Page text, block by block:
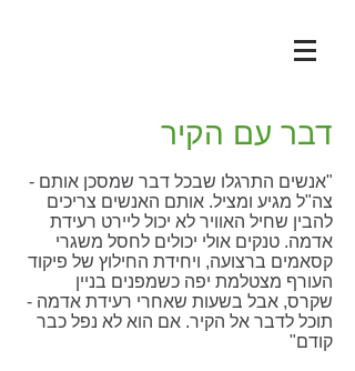
דבר עם הקיר
"אנשים התרגלו שבכל דבר שמסכן אותם -
צה"ל מגיע ומציל. אותם האנשים צריכים
להבין שחיל האוויר לא יכול ליירט רעידת
אדמה. טנקים אולי יכולים לחסל משגרי
קסאמים ברצועה, ויחידת החילוץ של פיקוד
העורף מצטלמת יפה כשמפנים בניין
שקרס, אבל בשעות שאחרי רעידת אדמה -
תוכל לדבר אל הקיר. אם הוא לא נפל כבר
קודם"